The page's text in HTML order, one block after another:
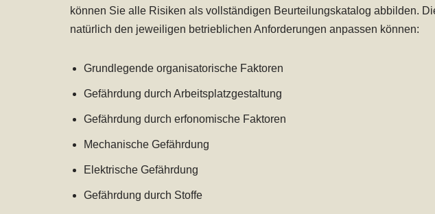
können Sie alle Risiken als vollständigen Beurteilungskatalog abbilden.
natürlich den jeweiligen betrieblichen Anforderungen anpassen können:
Grundlegende organisatorische Faktoren
Gefährdung durch Arbeitsplatzgestaltung
Gefährdung durch erfonomische Faktoren
Mechanische Gefährdung
Elektrische Gefährdung
Gefährdung durch Stoffe